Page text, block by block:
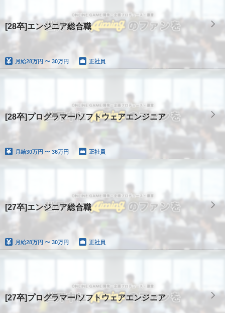
[28卒]エンジニア総合職
月給28万円 〜 30万円 正社員
[28卒]プログラマー/ソフトウェアエンジニア
月給30万円 〜 36万円 正社員
[27卒]エンジニア総合職
月給28万円 〜 30万円 正社員
[27卒]プログラマー/ソフトウェアエンジニア